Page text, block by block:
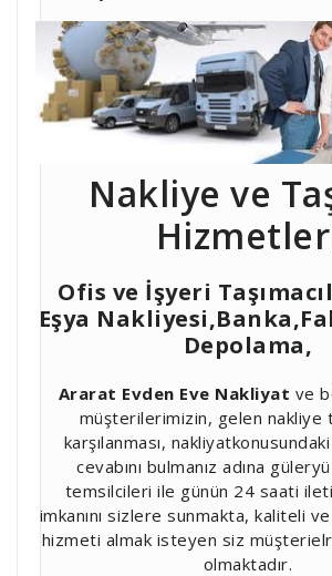
Nakliye ve
Ofis ve İşyeri
Eşya
Depolama,
Ararat Evden Eve Nakliyat ve
müşterilerimizin, gelen nakliye
karşılanması, nakliyatkonusundaki
cevabını bulmanız adına
temsilcileri ile günün 24 saati
imkanını sizlere sunmakta, kaliteli
hizmeti almak isteyen siz
olmaktadır.